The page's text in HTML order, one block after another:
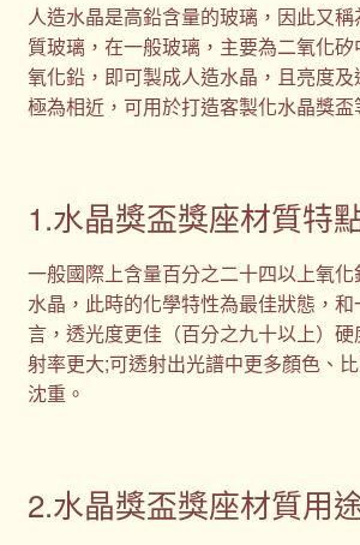
人造水晶是高鉛含量的玻璃，因此又
質玻璃，在一般玻璃，主要為二氧化
氧化鉛，即可製成人造水晶，且亮度
極為相近，可用於打造客製化水晶獎盃
1.水晶獎盃獎座材質特
一般國際上含量百分之二十四以上氧
水晶，此時的化學特性為最佳狀態，
言，透光度更佳（百分之九十以上）
射率更大;可透射出光譜中更多顏色、
沈重。
2.水晶獎盃獎座材質用